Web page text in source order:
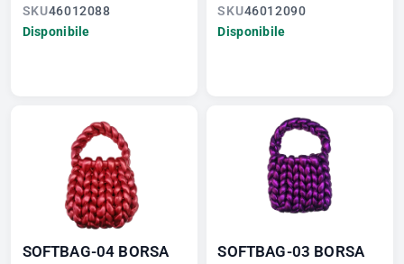
SKU46012088
Disponibile
SKU46012090
Disponibile
SOFTBAG-04 BORSA
SOFTBAG-03 BORSA